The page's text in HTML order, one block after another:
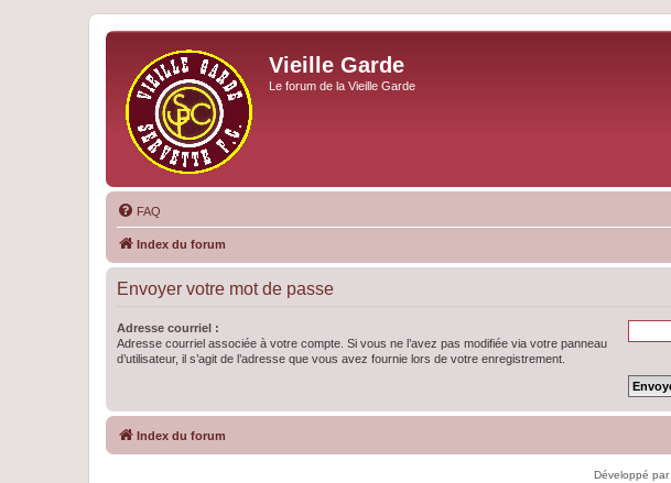
Vieille Garde
Le forum de la Vieille Garde
FAQ
Index du forum
Envoyer votre mot de passe
Adresse courriel :
Adresse courriel associée à votre compte. Si vous ne l’avez pas modifiée via votre panneau
d’utilisateur, il s’agit de l’adresse que vous avez fournie lors de votre enregistrement.
Index du forum
Développé par